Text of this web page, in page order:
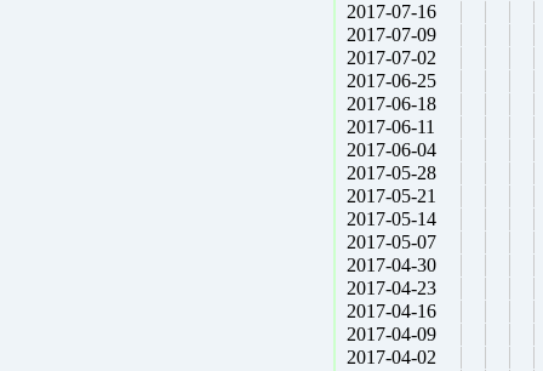
2017-07-16
2017-07-09
2017-07-02
2017-06-25
2017-06-18
2017-06-11
2017-06-04
2017-05-28
2017-05-21
2017-05-14
2017-05-07
2017-04-30
2017-04-23
2017-04-16
2017-04-09
2017-04-02